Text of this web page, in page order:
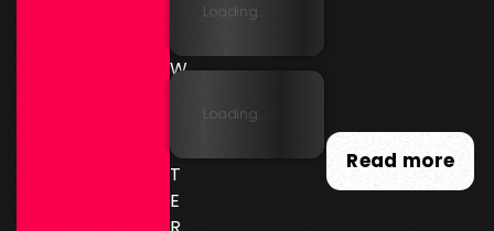
E
W
T
T
E
Loading...
Loading...
Read more